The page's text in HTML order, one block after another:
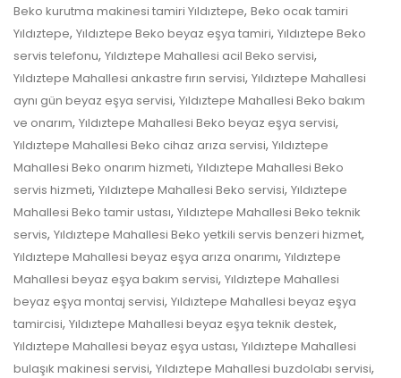
Beko kurutma makinesi tamiri Yıldıztepe, Beko ocak tamiri
Yıldıztepe, Yıldıztepe Beko beyaz eşya tamiri, Yıldıztepe Beko
servis telefonu, Yıldıztepe Mahallesi acil Beko servisi,
Yıldıztepe Mahallesi ankastre fırın servisi, Yıldıztepe Mahallesi
aynı gün beyaz eşya servisi, Yıldıztepe Mahallesi Beko bakım
ve onarım, Yıldıztepe Mahallesi Beko beyaz eşya servisi,
Yıldıztepe Mahallesi Beko cihaz arıza servisi, Yıldıztepe
Mahallesi Beko onarım hizmeti, Yıldıztepe Mahallesi Beko
servis hizmeti, Yıldıztepe Mahallesi Beko servisi, Yıldıztepe
Mahallesi Beko tamir ustası, Yıldıztepe Mahallesi Beko teknik
servis, Yıldıztepe Mahallesi Beko yetkili servis benzeri hizmet,
Yıldıztepe Mahallesi beyaz eşya arıza onarımı, Yıldıztepe
Mahallesi beyaz eşya bakım servisi, Yıldıztepe Mahallesi
beyaz eşya montaj servisi, Yıldıztepe Mahallesi beyaz eşya
tamircisi, Yıldıztepe Mahallesi beyaz eşya teknik destek,
Yıldıztepe Mahallesi beyaz eşya ustası, Yıldıztepe Mahallesi
bulaşık makinesi servisi, Yıldıztepe Mahallesi buzdolabı servisi,